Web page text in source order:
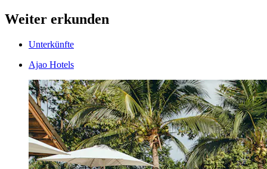
Weiter erkunden
Unterkünfte
Ajao Hotels